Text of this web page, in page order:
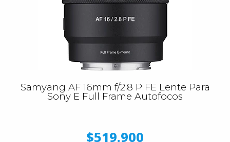
Samyang AF 16mm f/2.8 P FE Lente Para
Sony E Full Frame Autofocos
$519.900